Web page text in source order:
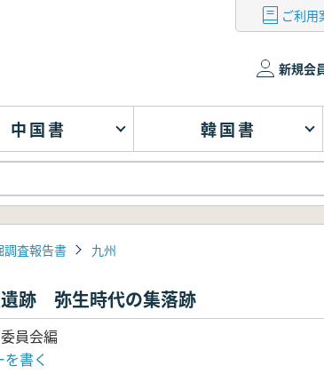
ご利用
新規会
中国書 韓国書
調査報告書 九州
跡 弥生時代の集落跡
員会編
を書く